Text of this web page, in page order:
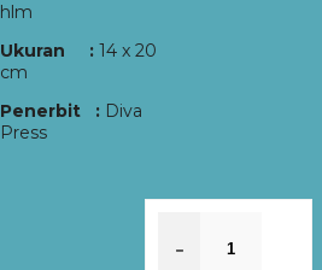
hlm
Ukuran : 14 x 20
cm
Penerbit : Diva
Press
-